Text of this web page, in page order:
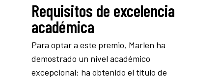
Requisitos de excelencia
académica
Para optar a este premio, Marlen ha
demostrado un nivel académico
excepcional: ha obtenido el título de